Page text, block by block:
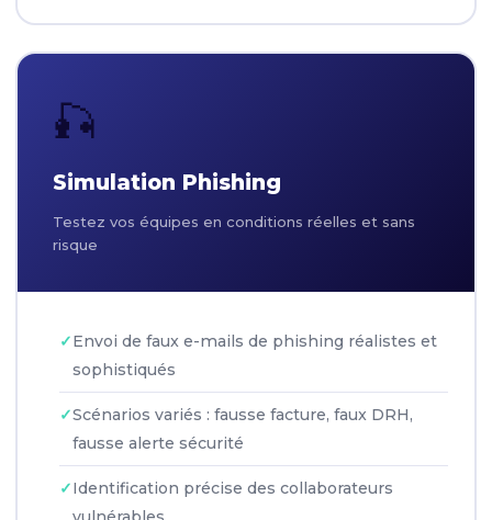
🎣
Simulation Phishing
Testez vos équipes en conditions réelles et sans
risque
Envoi de faux e-mails de phishing réalistes et
sophistiqués
Scénarios variés : fausse facture, faux DRH,
fausse alerte sécurité
Identification précise des collaborateurs